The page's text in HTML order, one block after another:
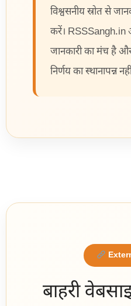
विश्वसनीय स्रोत से
करें। RSSSangh.in
जानकारी का मंच है
निर्णय का स्थानापन्न
बाहरी